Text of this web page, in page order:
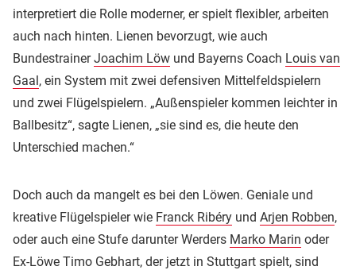
interpretiert die Rolle moderner, er spielt flexibler, arbeiten
auch nach hinten. Lienen bevorzugt, wie auch
BundestrainerJoachim Löw und Bayerns Coach Louis van
Gaal, ein System mit zwei defensiven Mittelfeldspielern
und zwei Flügelspielern. „Außenspieler kommen leichter in
Ballbesitz“, sagte Lienen, „sie sind es, die heute den
Unterschied machen.“
Doch auch da mangelt es bei den Löwen. Geniale und
kreative Flügelspieler wie Franck Ribéry und Arjen Robben,
oder auch eine Stufe darunter Werders Marko Marin oder
Ex-Löwe Timo Gebhart, der jetzt in Stuttgart spielt, sind